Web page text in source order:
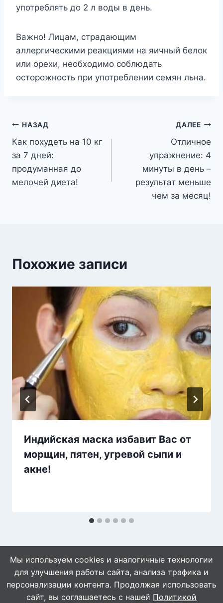
употреблять до 2 л воды в день.
Важно! Лицам, страдающим
аллергическими реакциями на яичный белок
или орехи, необходимо соблюдать
осторожность при употреблении семян льна.
Навигация
по
записям
НАЗАД
Как похудеть на 10 кг
за 7 дней:
продуманная до
мелочей диета!
ДАЛЕЕ
Отличное
упражнение: 4
минуты в день –
результат меньше
чем за месяц!
Похожие записи
Индийская маска избавит Вас от
морщин, пятен, угревой сыпи и
акне!
Мы используем cookies и аналогичные технологии
для улучшения работы сайта, анализа трафика и
персонализации контента. Продолжая использовать
сайт, вы соглашаетесь с нашей Политикой